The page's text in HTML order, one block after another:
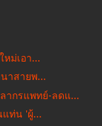
หม่เอา...
าสายพ...
ากรแพทย์-ลดแ...
แท่น 'ผู้...